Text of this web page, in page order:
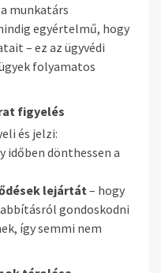
munkatárs
egyértelmű, hogy
– ez az ügyvédi
folyamatos
figyelés
és jelzi:
időben dönthessen a
lejártát – hogy
gondoskodni
így semmi nem